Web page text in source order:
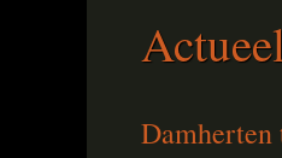
Damherten